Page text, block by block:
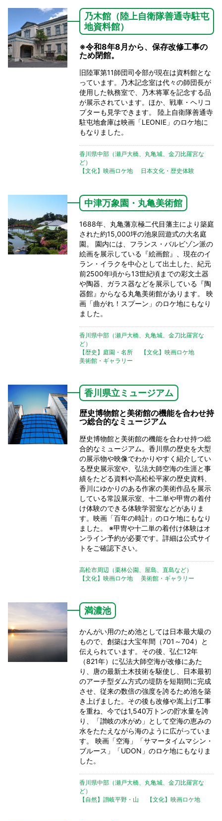
乃木館（陸上自衛隊善通寺駐屯
地資料館）
※令和8年8月から、保存改修工事の
ため閉館。
旧陸軍第11師団司令部が現在は資料館とな
っています。乃木記念室は代々の師団長が
使用した執務室で、乃木将軍を記念する品
が展示されています。ほか、戦車・ヘリコ
プターも見学できます。 陸上自衛隊善通寺
駐屯地倉庫は映画「LEONIE」のロケ地に
もなりました。
香川県中部（瀬戸大橋、丸亀城、金刀比羅宮な
ど）
【文化】映画ロケ地
日本文化・歴史体験
中津万象園・丸亀美術館
1688年、丸亀藩京極二代目藩主により築庭
された約15,000坪の池泉回遊式の大名庭
園。 園内には、フランス・バルビゾン派の
絵画を展示している『絵画館』、現在のイ
ラン・イラクを中心として出土した、紀元
前2500年頃から13世紀頃までの彩文土器
や陶器、ガラス器などを展示している『陶
器館』からなる丸亀美術館があります。 映
画「曲がれ！スプーン」のロケ地にもなり
ました。
香川県中部（瀬戸大橋、丸亀城、金刀比羅宮な
ど）
【歴史】庭園・名所
【文化】映画ロケ地
美術館・ギャラリー
香川県立ミュージアム
歴史博物館と美術館の機能を合わせ持
つ総合的なミュージアム
歴史博物館と美術館の機能を合わせ持つ総
合的なミュージアム。香川県の歴史を大型
の展示物や映像でわかりやすく紹介してい
る歴史展示室や、弘法大師空海の生涯と事
績をたどる資料や高松松平家の歴史資料、
香川にゆかりのある作家の美術作品を展示
している常設展示室、十二単や甲冑の着付
け体験のできる体験学習室などがありま
す。映画「百年の時計」のロケ地にもなり
ました。 ※甲冑や十二単の着付け体験はオ
ンライン予約が必要です。詳細は公式サイ
トをご確認下さい。
高松市周辺（栗林公園、屋島、直島など）
【文化】映画ロケ地
美術館・ギャラリー
満濃池
かんがい用のため池としては日本最大級の
もので、創築は大宝年間（701～704）と
伝えられています。その後、弘仁12年
（821年）に弘法大師空海が改修にあた
り、唐の最新土木技術を駆使し、日本最初
のアーチ型ダム方式の堤防を短期間に完成
させ、従来の数倍の強度を誇るため池を築
き上げました。その後も改修や嵩上げ工事
を重ね、今では1,540万トンの貯水量を誇
り、「讃岐の水がめ」として空海の恵みの
水をたたえながら海のように広がっていま
す。 映画「空海」「サマータイムマシン・
ブルース」「UDON」のロケ地にもなりま
した。
香川県中部（瀬戸大橋、丸亀城、金刀比羅宮な
ど）
【自然】讃岐平野・山
【文化】映画ロケ地